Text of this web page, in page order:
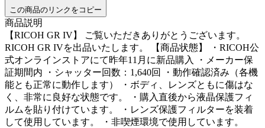
この商品のリンクをコピー
商品説明
【RICOH GR IV】 ご覧いただきありがとうございます。
RICOH GR IVを出品いたします。 【商品状態】 ・RICOH公
式オンラインストアにて昨年11月に新品購入 ・メーカー保
証期間内 ・シャッター回数：1,640回 ・動作確認済み（各機
能とも正常に動作します） ・ボディ、レンズともに傷はな
く、非常に良好な状態です。 ・購入直後から液晶保護フィ
ルムを貼り付けています。 ・レンズ保護フィルターを装着
して使用しています。 ・非喫煙環境で使用しています。